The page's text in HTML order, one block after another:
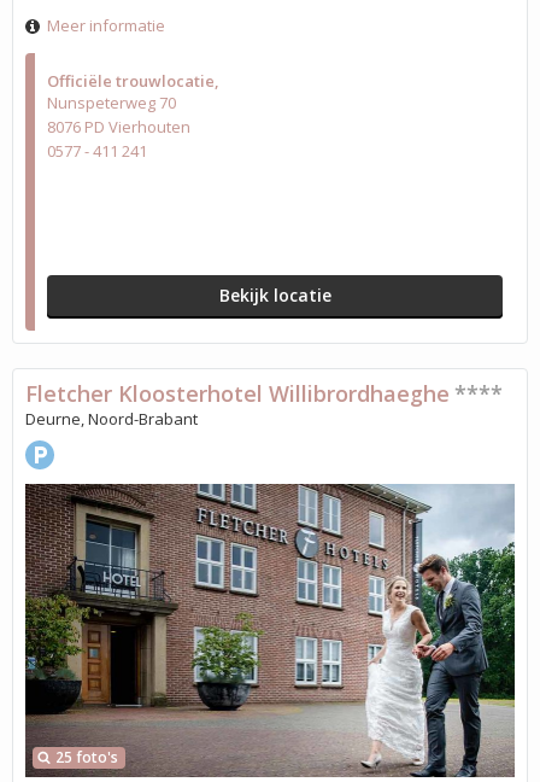
Officiële trouwlocatie
Nunspeterweg 70
8076 PD Vierhouten
0577 - 411 241
Bekijk locatie
Meer informatie
25 foto's
Fletcher Kloosterhotel Willibrordhaeghe ****
Deurne, Noord-Brabant